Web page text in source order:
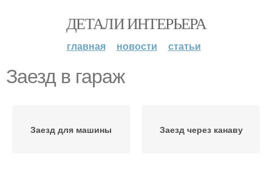
ДЕТАЛИ ИНТЕРЬЕРА
главная новости статьи
Заезд в гараж
Заезд для машины Заезд через канаву